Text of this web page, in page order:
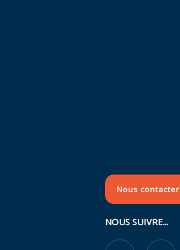
Nous contacter
NOUS SUIVRE...